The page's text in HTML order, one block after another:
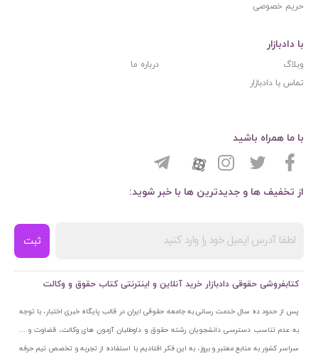
حریم خصوصی
با دادبازار
وبلاگ
درباره ما
تماس با دادبازار
از تخفیف ها و جدیدترین ها با خبر شوید:
ثبت
با ما همراه باشید
کتابفروشی حقوقی دادبازار خرید آنلاین و اینترنتی کتاب حقوق و وکالت
پس از حدود ده سال خدمت رسانی به جامعه حقوقی ایران در قالب پایگاه خبری اختبار، با توجه
به عدم تناسب دسترسی دانشجویان رشته حقوق و داوطلبان آزمون های وکالت، قضاوت و ...
سراسر کشور به منابع معتبر و بروز، به این فکر افتادیم با استفاده از تجربه و تخصص تیم حرفه